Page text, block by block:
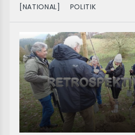
[NATIONAL] POLITIK